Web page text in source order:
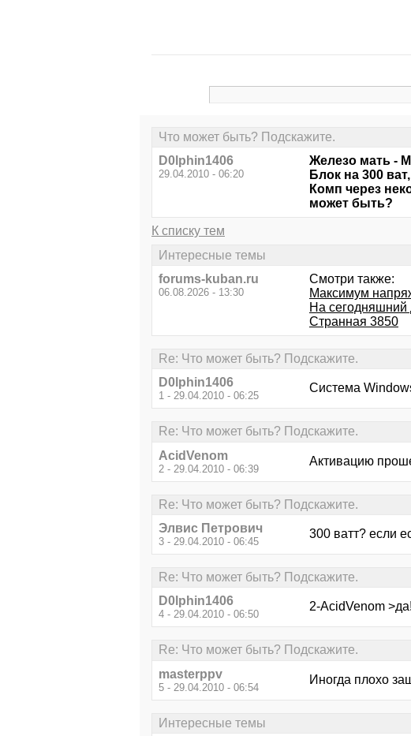
Что может быть? Подскажите.
D0lphin1406
29.04.2010 - 06:20
Железо мать -
Блок на 300
Комп через
может быть?
К списку тем
Интересные темы
forums-kuban.ru
06.08.2026 - 13:30
Смотри также:
Максимум
На сегодняшний
Странная 3850
Re: Что может быть? Подскажите.
D0lphin1406
1 - 29.04.2010 - 06:25
Система
Re: Что может быть? Подскажите.
AcidVenom
2 - 29.04.2010 - 06:39
Активацию
Re: Что может быть? Подскажите.
Элвис Петрович
3 - 29.04.2010 - 06:45
300 ватт? если
Re: Что может быть? Подскажите.
D0lphin1406
4 - 29.04.2010 - 06:50
2-AcidVenom >да!
Re: Что может быть? Подскажите.
masterppv
5 - 29.04.2010 - 06:54
Иногда плохо
Интересные темы